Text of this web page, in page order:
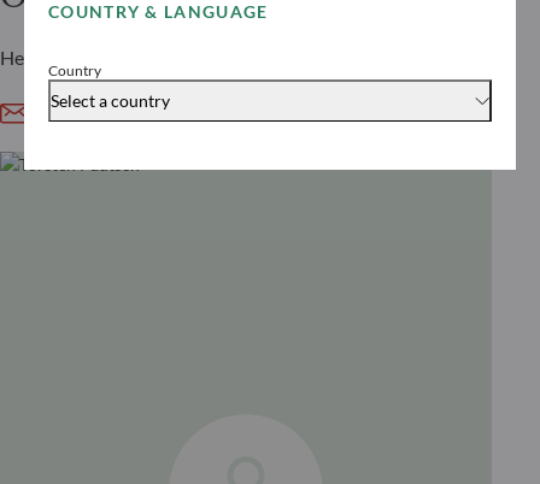
COUNTRY & LANGUAGE
Country
Select a country
Head of IFA & Insurance